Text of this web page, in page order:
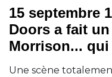
15 septembre
Doors a fait
Morrison...
Une scène